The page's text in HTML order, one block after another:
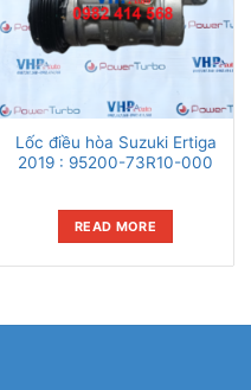
Lốc điều hòa Suzuki Ertiga
2019 : 95200-73R10-000
READ MORE